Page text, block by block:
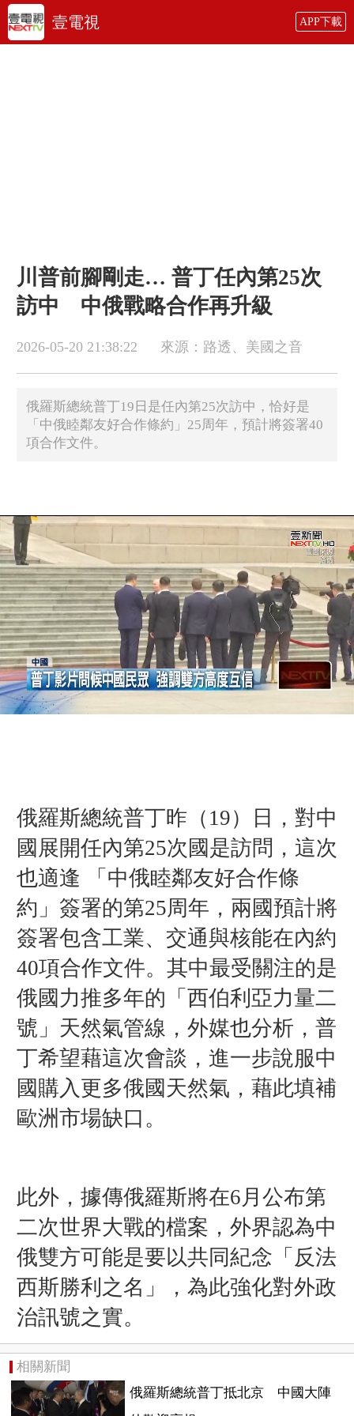
壹電視 APP下載
川普前腳剛走… 普丁任內第25次
訪中 中俄戰略合作再升級
2026-05-20 21:38:22 來源：路透、美國之音
俄羅斯總統普丁19日是任內第25次訪中，恰好是
「中俄睦鄰友好合作條約」25周年，預計將簽署40
項合作文件。
俄羅斯總統普丁昨（19）日，對中
國展開任內第25次國是訪問，這次
也適逢 「中俄睦鄰友好合作條
約」簽署的第25周年，兩國預計將
簽署包含工業、交通與核能在內約
40項合作文件。其中最受關注的是
俄國力推多年的「西伯利亞力量二
號」天然氣管線，外媒也分析，普
丁希望藉這次會談，進一步說服中
國購入更多俄國天然氣，藉此填補
歐洲市場缺口。
此外，據傳俄羅斯將在6月公布第
二次世界大戰的檔案，外界認為中
俄雙方可能是要以共同紀念「反法
西斯勝利之名」，為此強化對外政
治訊號之實。
相關新聞
俄羅斯總統普丁抵北京 中國大陣